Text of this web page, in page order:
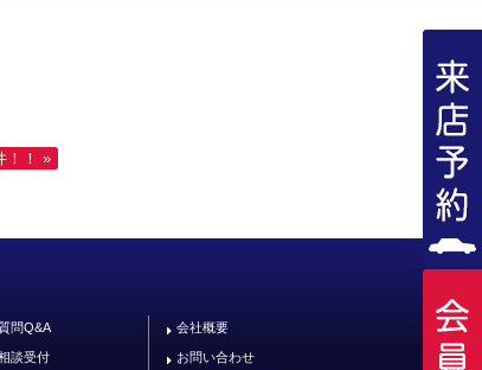
！！ »
問Q&A
談受付
会社概要
お問い合わせ